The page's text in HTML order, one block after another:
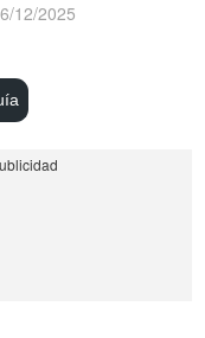
12/2025